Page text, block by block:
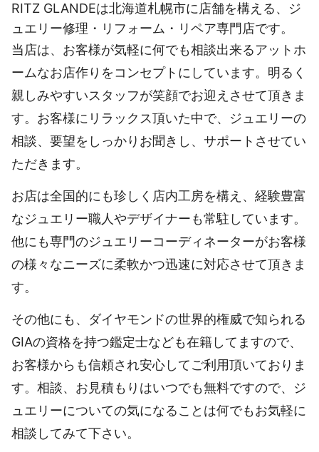
RITZ GLANDEは北海道札幌市に店舗を構える、ジ
ュエリー修理・リフォーム・リペア専門店です。
当店は、お客様が気軽に何でも相談出来るアットホ
ームなお店作りをコンセプトにしています。明るく
親しみやすいスタッフが笑顔でお迎えさせて頂きま
す。お客様にリラックス頂いた中で、ジュエリーの
相談、要望をしっかりお聞きし、サポートさせてい
ただきます。
お店は全国的にも珍しく店内工房を構え、経験豊富
なジュエリー職人やデザイナーも常駐しています。
他にも専門のジュエリーコーディネーターがお客様
の様々なニーズに柔軟かつ迅速に対応させて頂きま
す。
その他にも、ダイヤモンドの世界的権威で知られる
GIAの資格を持つ鑑定士なども在籍してますので、
お客様からも信頼され安心してご利用頂いておりま
す。相談、お見積もりはいつでも無料ですので、ジ
ュエリーについての気になることは何でもお気軽に
相談してみて下さい。